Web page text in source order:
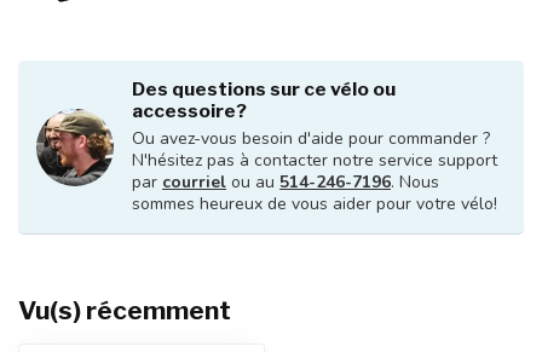
Des questions sur ce vélo ou
accessoire?
Ou avez-vous besoin d'aide pour commander ?
N'hésitez pas à contacter notre service support
par courriel ou au 514-246-7196. Nous
sommes heureux de vous aider pour votre vélo!
Vu(s) récemment